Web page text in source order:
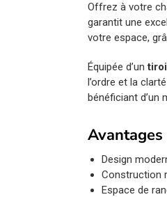
Offrez à votre
garantit une
votre espace,
Équipée d’un
l’ordre et la
bénéficiant d’un
Avantages
Design
Construction
Espace de